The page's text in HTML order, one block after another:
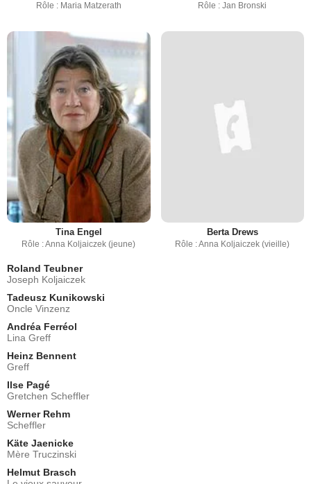
Rôle : Maria Matzerath Rôle : Jan Bronski
Tina Engel
Rôle : Anna Koljaiczek (jeune)
Berta Drews
Rôle : Anna Koljaiczek (vieille)
Roland Teubner
Joseph Koljaiczek
Tadeusz Kunikowski
Oncle Vinzenz
Andréa Ferréol
Lina Greff
Heinz Bennent
Greff
Ilse Pagé
Gretchen Scheffler
Werner Rehm
Scheffler
Käte Jaenicke
Mère Truczinski
Helmut Brasch